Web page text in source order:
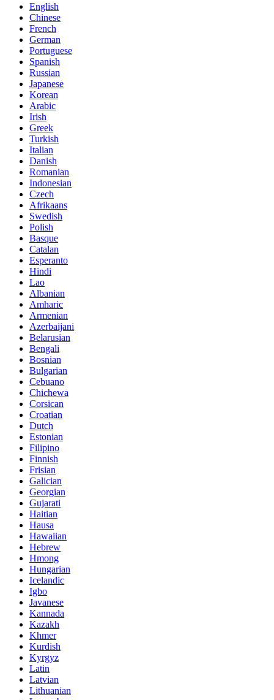
English
Chinese
French
German
Portuguese
Spanish
Russian
Japanese
Korean
Arabic
Irish
Greek
Turkish
Italian
Danish
Romanian
Indonesian
Czech
Afrikaans
Swedish
Polish
Basque
Catalan
Esperanto
Hindi
Lao
Albanian
Amharic
Armenian
Azerbaijani
Belarusian
Bengali
Bosnian
Bulgarian
Cebuano
Chichewa
Corsican
Croatian
Dutch
Estonian
Filipino
Finnish
Frisian
Galician
Georgian
Gujarati
Haitian
Hausa
Hawaiian
Hebrew
Hmong
Hungarian
Icelandic
Igbo
Javanese
Kannada
Kazakh
Khmer
Kurdish
Kyrgyz
Latin
Latvian
Lithuanian